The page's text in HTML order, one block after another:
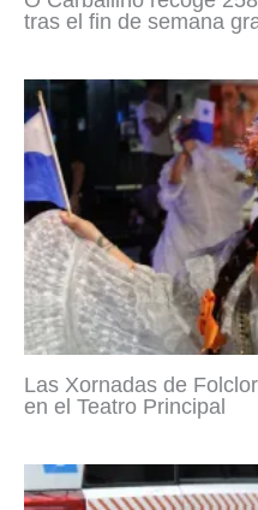
tras el fin de semana
Las Xornadas de
en el Teatro Principal